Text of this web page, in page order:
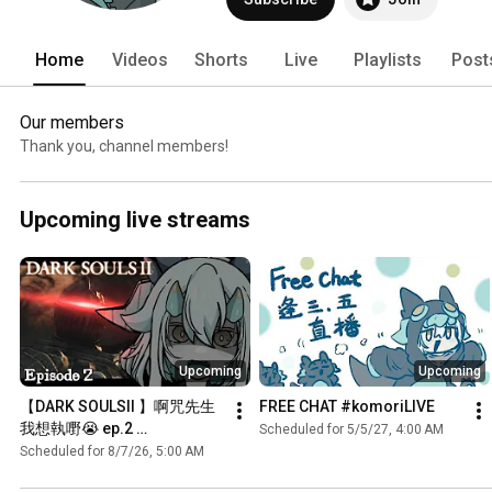
Home Videos Shorts Live Playlists
Our members
Thank you, channel members!
Upcoming live streams
Upcoming
【DARK SOULSII 】啊咒先生
我想執嘢😭 ep.2
#komoriLIVE
Scheduled for 8/7/26, 5:00 AM
Upcoming
FREE CHAT #komoriLIVE
Scheduled for 5/5/27, 4:00 AM